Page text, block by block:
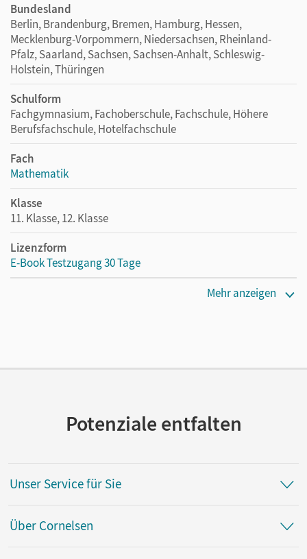
Bundesland
Berlin, Brandenburg, Bremen, Hamburg, Hessen,
Mecklenburg-Vorpommern, Niedersachsen, Rheinland-
Pfalz, Saarland, Sachsen, Sachsen-Anhalt, Schleswig-
Holstein, Thüringen
Schulform
Fachgymnasium, Fachoberschule, Fachschule, Höhere
Berufsfachschule, Hotelfachschule
Fach
Mathematik
Klasse
11. Klasse, 12. Klasse
Lizenzform
E-Book Testzugang 30 Tage
Mehr anzeigen
Potenziale entfalten
Unser Service für Sie
Über Cornelsen